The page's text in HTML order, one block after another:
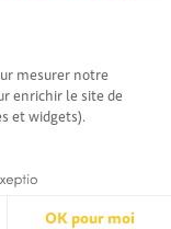
mesurer notre
enrichir le site de
et widgets).
OK pour moi
est cofinancé
de
est une